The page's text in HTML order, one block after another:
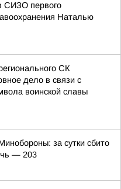
СИЗО первого
Наталью
СК
дело в связи с
воинской славы
за сутки сбито
— 203